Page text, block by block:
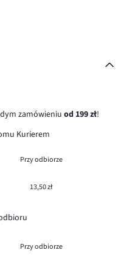
zamówieniu od 199 zł!
Kurierem
Przy odbiorze
13,50 zł
Przy odbiorze